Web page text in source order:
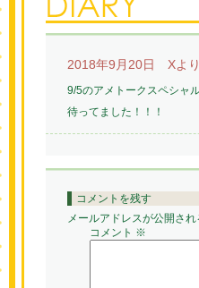
2018年9月20日 Xより
9/5のアメトークスペシャ
待ってました！！！
コメントを残す
メールアドレスが公開され
コメント ※